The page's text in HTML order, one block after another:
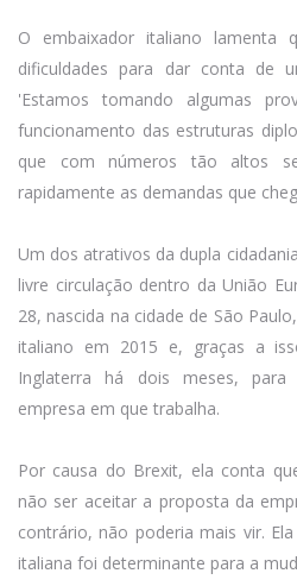
O embaixador italiano lamenta
dificuldades para dar conta de
'Estamos tomando algumas
funcionamento das estruturas
que com números tão altos
rapidamente as demandas que
Um dos atrativos da dupla
livre circulação dentro da União
28, nascida na cidade de São
italiano em 2015 e, graças a
Inglaterra há dois meses,
empresa em que trabalha.
Por causa do Brexit, ela conta
não ser aceitar a proposta da
contrário, não poderia mais vir.
italiana foi determinante para a